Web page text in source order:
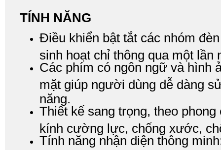
TÍNH NĂNG
Điều khiển bật tắt các nhóm
sinh hoạt chỉ thông qua một lần
Các phím có ngôn ngữ và hình
mặt giúp người dùng dễ dàng
năng.
Thiết kế sang trọng, theo
kính cường lực, chống xước,
Tính năng nhận diện thông